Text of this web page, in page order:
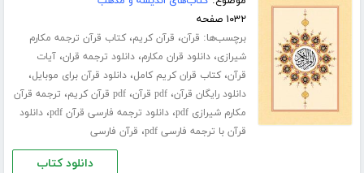
۱۰۳۲ صفحه
برچسب‌ها: قرآن، قرآن کریم،کتاب قرآن ترجمه مکارم
شیرازی،دانلود قران مکارم،دانلود ترجمه قران،آیات
قرآن،کتاب قران کریم کامل،دانلود قرآن برای موبایل،
دانلود رایگان قرآن،pdf قرآن ،pdf قرآن کریم ، ترجمه قرآن
مکارم شیرازی pdf
،دانلود ترجمه فارسی قرآن pdf ،دانلود
قرآن با ترجمه فارسی pdf
، قرآن فارسی
دانلود کتاب